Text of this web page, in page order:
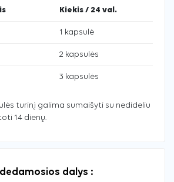
Kiekis / 24 val.
1 kapsulė
2 kapsulės
3 kapsulės
turinį galima sumaišyti su nedideliu
14 dienų.
dalys :